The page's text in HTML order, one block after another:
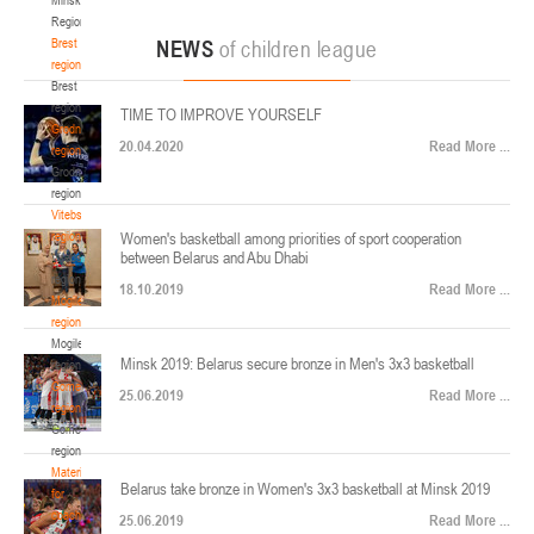
Region
Brest
region
Brest
region
Grodno
region
Grodno
region
Vitebsk
region
Vitebsk
region
Mogilev
region
Mogilev
region
Gomel
region
Gomel
region
Materials
for
coaches
ул. Ленинградская, 4
Минск
Финал четырех – юноши 2014-2015 гг.р., Дивизион 2, 22-24 апреля 2026 г., г.
Минск, ул. Стадионная, 3
U-12, девушки
V тур – девушки 2014-2015 гг.р., Дивизион 1, 17-19 апреля 2026 г., г. Гомель,
ул. Б.Хмельницкого, 118а
Минск
Финал 4-х – девушки 2010-2011 гг.р., Дивизион 2, 14-16 апреля 2026 г., г.
Минск, ул. Стадионная, 3
NEWS of children league
TIME TO IMPROVE YOURSELF
20.04.2020 Read More ...
Women's basketball among priorities of sport cooperation
between Belarus and Abu Dhabi
18.10.2019 Read More ...
Minsk 2019: Belarus secure bronze in Men's 3x3 basketball
25.06.2019 Read More ...
Belarus take bronze in Women's 3x3 basketball at Minsk 2019
25.06.2019 Read More ...